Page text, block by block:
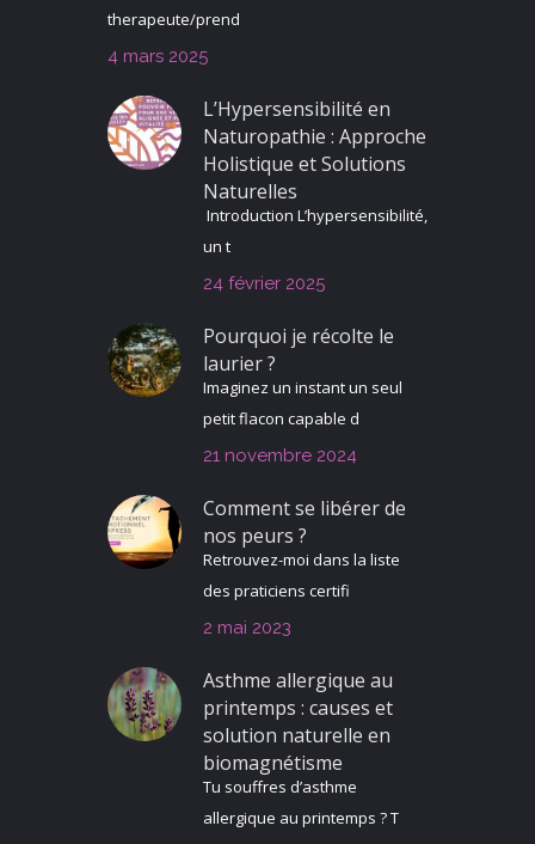
therapeute/prend
4 mars 2025
L’Hypersensibilité en
Naturopathie : Approche
Holistique et Solutions
Naturelles
Introduction L’hypersensibilité,
un t
24 février 2025
Pourquoi je récolte le
laurier ?
Imaginez un instant un seul
petit flacon capable d
21 novembre 2024
Comment se libérer de
nos peurs ?
Retrouvez-moi dans la liste
des praticiens certifi
2 mai 2023
Asthme allergique au
printemps : causes et
solution naturelle en
biomagnétisme
Tu souffres d’asthme
allergique au printemps ? T